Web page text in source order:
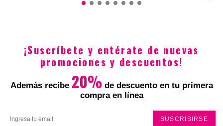
$21.900 $21.900
¡Suscríbete y entérate de nuevas
promociones y descuentos!
Además recibe 20% de descuento en tu primera
compra en línea
SUSCRIBIRSE